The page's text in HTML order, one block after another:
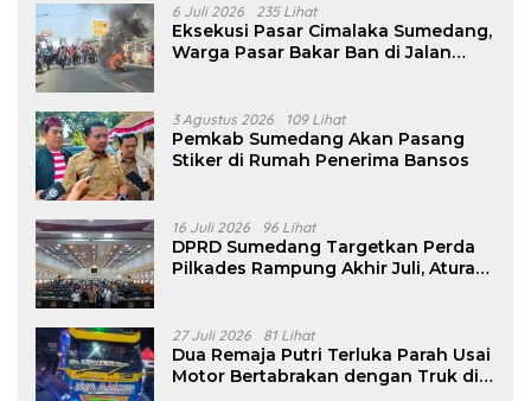
6 Juli 2026 235 Lihat
Eksekusi Pasar Cimalaka Sumedang,
Warga Pasar Bakar Ban di Jalan
3 Agustus 2026 109 Lihat
Pemkab Sumedang Akan Pasang
Stiker di Rumah Penerima Bansos
16 Juli 2026 96 Lihat
DPRD Sumedang Targetkan Perda
Pilkades Rampung Akhir Juli, Aturan
27 Juli 2026 81 Lihat
Dua Remaja Putri Terluka Parah Usai
Motor Bertabrakan dengan Truk di